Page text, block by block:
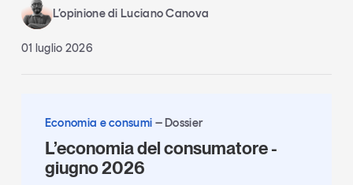
L’opinione di Luciano Canova
01 luglio 2026
Economia e consumi Dossier
L’economia del consumatore -
giugno 2026